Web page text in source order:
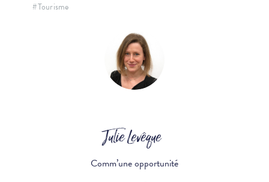
#Tourisme
Julie Levêque
Comm’une opportunité